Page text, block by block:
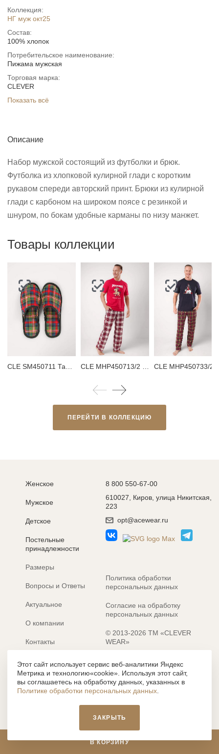
В КОРЗИНУ
Коллекция:
НГ муж окт25
Состав:
100% хлопок
Потребительское наименование:
Пижама мужская
Торговая марка:
CLEVER
Показать всё
Описание
Набор мужской состоящий из футболки и брюк.
Футболка из хлопковой кулирной глади с коротким
рукавом спереди авторский принт. Брюки из кулирной
глади с карбоном на широком поясе с резинкой и
шнуром, по бокам удобные карманы по низу манжет.
Товары коллекции
ПЕРЕЙТИ В КОЛЛЕКЦИЮ
Женское
Мужское
Детское
Постельные
принадлежности
Размеры
Вопросы и Ответы
Актуальное
О компании
Контакты
Электронные каталоги
8 800 550-67-00
610027, Киров, улица Никитская,
223
opt@acewear.ru
Политика обработки
персональных данных
Согласие на обработку
персональных данных
© 2013-2026 ТМ «CLEVER
WEAR»
Разработка сайта: MACHAON
Все содержание, представленное или отраженное на сайте
https://clever-style.ru, включая, но не ограничиваясь, текстом,
графикой, фотографиями, иллюстрациями и т.д., являются
объектами авторского права, использование которых, без
письменного разрешения администрации и без активной
влечет наложение ответственности с действующим
законодательством РФ.
Этот сайт использует сервис веб-аналитики Яндекс
Метрика и технологию«cookie». Используя этот сайт,
вы соглашаетесь на обработку данных, указанных в
Политике обработки персональных данных
ЗАКРЫТЬ